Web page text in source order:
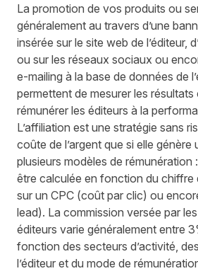
La promotion de vos produits ou
généralement au travers d’une
insérée sur le site web de l’éditeur,
ou sur les réseaux sociaux ou
e-mailing à la base de données de
permettent de mesurer les
rémunérer les éditeurs à la
L’affiliation est une stratégie sans
coûte de l’argent que si elle génère
plusieurs modèles de rémunération
être calculée en fonction du chiffre
sur un CPC (coût par clic) ou
lead). La commission versée par
éditeurs varie généralement entre
fonction des secteurs d’activité,
l’éditeur et du mode de